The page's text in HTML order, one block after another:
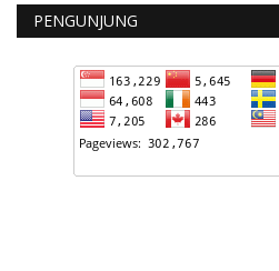
PENGUNJUNG